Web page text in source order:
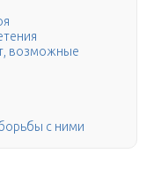
возможные
с ними